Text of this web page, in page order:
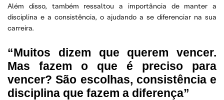
Além disso, também ressaltou a importância de manter a
disciplina e a consistência, o ajudando a se diferenciar na sua
carreira.
“Muitos dizem que querem vencer.
Mas fazem o que é preciso para
vencer? São escolhas, consistência e
disciplina que fazem a diferença”